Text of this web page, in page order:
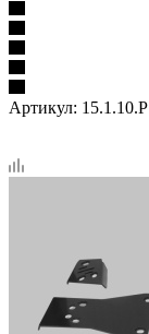
Артикул: 15.1.10.P